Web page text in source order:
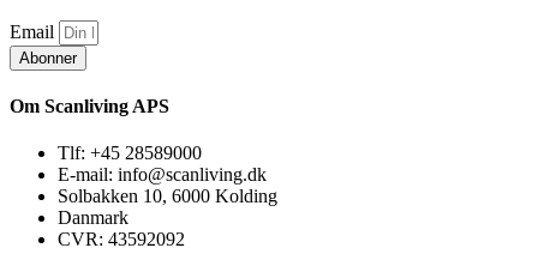
Email
Abonner
Om Scanliving APS
Tlf: +45 28589000
E-mail: info@scanliving.dk
Solbakken 10, 6000 Kolding
Danmark
CVR: 43592092